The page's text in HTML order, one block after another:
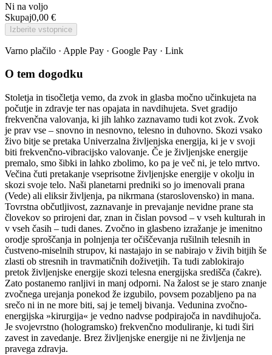
Ni na voljo
Skupaj0,00 €
Izberite vstopnice
Varno plačilo · Apple Pay · Google Pay · Link
O tem dogodku
Stoletja in tisočletja vemo, da zvok in glasba močno učinkujeta na
počutje in zdravje ter nas opajata in navdihujeta. Svet gradijo
frekvenčna valovanja, ki jih lahko zaznavamo tudi kot zvok. Zvok
je prav vse – snovno in nesnovno, telesno in duhovno. Skozi vsako
živo bitje se pretaka Univerzalna življenjska energija, ki je v svoji
biti frekvenčno-vibracijsko valovanje. Če je življenjske energije
premalo, smo šibki in lahko zbolimo, ko pa je več ni, je telo mrtvo.
Večina čuti pretakanje vseprisotne življenjske energije v okolju in
skozi svoje telo. Naši planetarni predniki so jo imenovali prana
(Vede) ali eliksir življenja, pa nikrmana (staroslovensko) in mana.
Tovrstna občutljivost, zaznavanje in prevajanje nevidne prane sta
človekov so prirojeni dar, znan in čislan povsod – v vseh kulturah in
v vseh časih – tudi danes. Zvočno in glasbeno izražanje je imenitno
orodje sproščanja in polnjenja ter očiščevanja rušilnih telesnih in
čustveno-miselnih strupov, ki nastajajo in se nabirajo v živih bitjih še
zlasti ob stresnih in travmatičnih doživetjih. Ta tudi zablokirajo
pretok življenjske energije skozi telesna energijska središča (čakre).
Zato postanemo ranljivi in manj odporni. Na žalost se je staro znanje
zvočnega urejanja ponekod že izgubilo, povsem pozabljeno pa na
srečo ni in ne more biti, saj je temelj bivanja. Vedunina zvočno-
energijska »kirurgija« je vedno nadvse podpirajoča in navdihujoča.
Je svojevrstno (hologramsko) frekvenčno moduliranje, ki tudi širi
zavest in zavedanje. Brez življenjske energije ni ne življenja ne
pravega zdravja.